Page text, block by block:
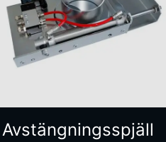
Avstängningsspjäll